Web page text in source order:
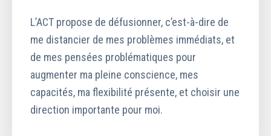
L’ACT propose de défusionner, c’est-à-dire de
me distancier de mes problèmes immédiats, et
de mes pensées problématiques pour
augmenter ma pleine conscience, mes
capacités, ma flexibilité présente, et choisir une
direction importante pour moi.